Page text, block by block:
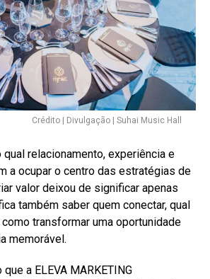
Crédito | Divulgação | Suhai Music Hall
qual relacionamento, experiência e
a ocupar o centro das estratégias de
valor deixou de significar apenas
também saber quem conectar, qual
transformar uma oportunidade
memorável.
a ELEVA MARKETING